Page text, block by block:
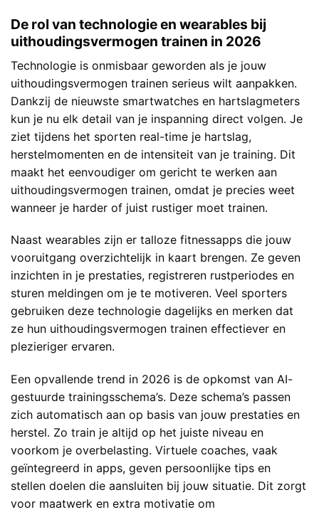
De rol van technologie en wearables bij
uithoudingsvermogen trainen in 2026
Technologie is onmisbaar geworden als je jouw
uithoudingsvermogen trainen serieus wilt aanpakken.
Dankzij de nieuwste smartwatches en hartslagmeters
kun je nu elk detail van je inspanning direct volgen. Je
ziet tijdens het sporten real-time je hartslag,
herstelmomenten en de intensiteit van je training. Dit
maakt het eenvoudiger om gericht te werken aan
uithoudingsvermogen trainen, omdat je precies weet
wanneer je harder of juist rustiger moet trainen.
Naast wearables zijn er talloze fitnessapps die jouw
vooruitgang overzichtelijk in kaart brengen. Ze geven
inzichten in je prestaties, registreren rustperiodes en
sturen meldingen om je te motiveren. Veel sporters
gebruiken deze technologie dagelijks en merken dat
ze hun uithoudingsvermogen trainen effectiever en
plezieriger ervaren.
Een opvallende trend in 2026 is de opkomst van AI-
gestuurde trainingsschema’s. Deze schema’s passen
zich automatisch aan op basis van jouw prestaties en
herstel. Zo train je altijd op het juiste niveau en
voorkom je overbelasting. Virtuele coaches, vaak
geïntegreerd in apps, geven persoonlijke tips en
stellen doelen die aansluiten bij jouw situatie. Dit zorgt
voor maatwerk en extra motivatie om